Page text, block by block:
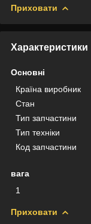
Приховати
Характеристики
Основні
Країна виробник
Стан
Тип запчастини
Тип техніки
Код запчастини
вага
1
Приховати